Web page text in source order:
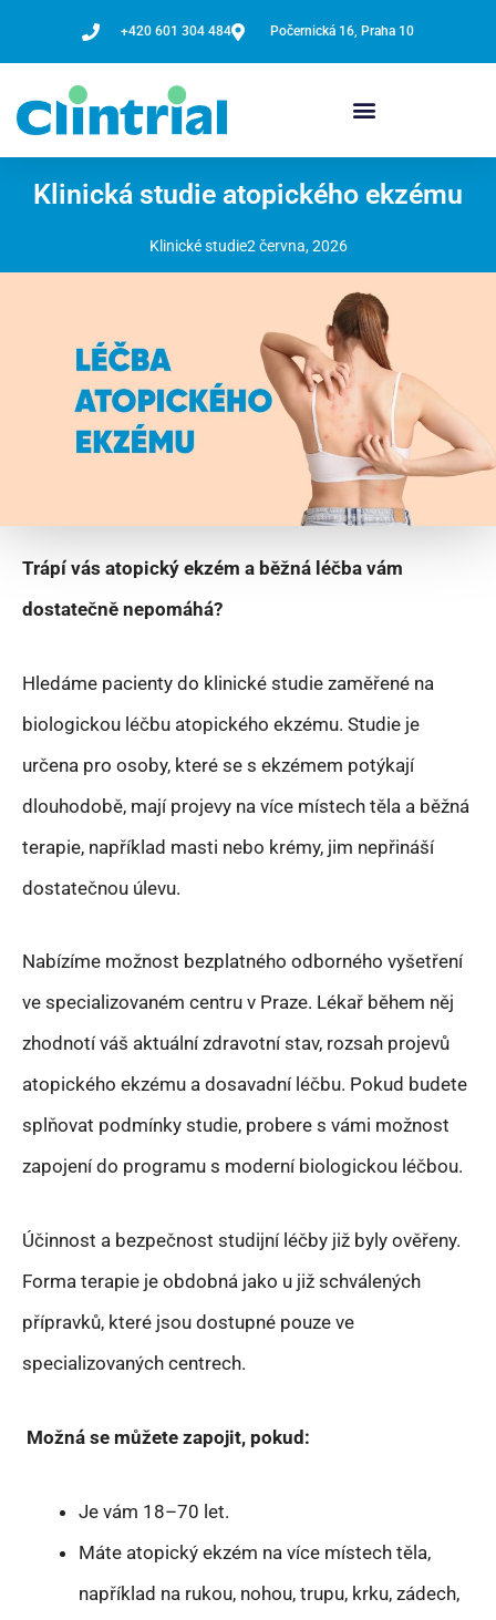
+420 601 304 484 Počernická 16, Praha 10
Klinická studie atopického ekzému
Klinické studie2 června, 2026
Trápí vás atopický ekzém a běžná léčba vám
dostatečně nepomáhá?
Hledáme pacienty do klinické studie zaměřené na
biologickou léčbu atopického ekzému. Studie je
určena pro osoby, které se s ekzémem potýkají
dlouhodobě, mají projevy na více místech těla a běžná
terapie, například masti nebo krémy, jim nepřináší
dostatečnou úlevu.
Nabízíme možnost bezplatného odborného vyšetření
ve specializovaném centru v Praze. Lékař během něj
zhodnotí váš aktuální zdravotní stav, rozsah projevů
atopického ekzému a dosavadní léčbu. Pokud budete
splňovat podmínky studie, probere s vámi možnost
zapojení do programu s moderní biologickou léčbou.
Účinnost a bezpečnost studijní léčby již byly ověřeny.
Forma terapie je obdobná jako u již schválených
přípravků, které jsou dostupné pouze ve
specializovaných centrech.
Možná se můžete zapojit, pokud:
Je vám 18–70 let.
Máte atopický ekzém na více místech těla,
například na rukou, nohou, trupu, krku, zádech,